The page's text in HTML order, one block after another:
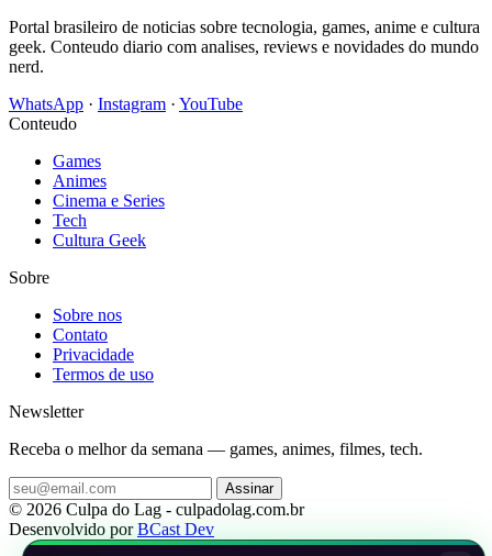
Portal brasileiro de noticias sobre tecnologia, games, anime e cultura
geek. Conteudo diario com analises, reviews e novidades do mundo
nerd.
WhatsApp · Instagram · YouTube
Conteudo
Games
Animes
Cinema e Series
Tech
Cultura Geek
Sobre
Sobre nos
Contato
Privacidade
Termos de uso
Newsletter
Receba o melhor da semana — games, animes, filmes, tech.
Assinar
© 2026 Culpa do Lag - culpadolag.com.br
Desenvolvido porBCast Dev